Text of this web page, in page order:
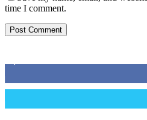
time I comment.
0 Followers